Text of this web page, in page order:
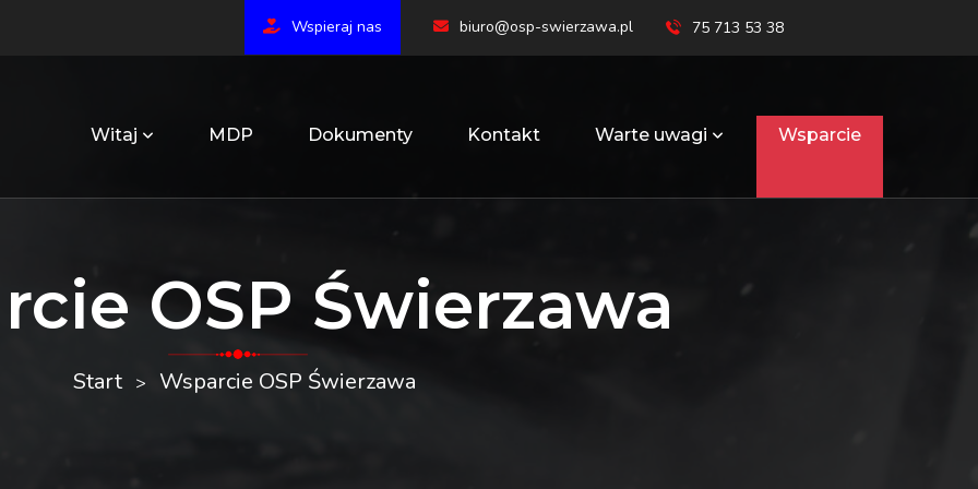
Wspieraj nas biuro@osp-swierzawa.pl 75 713 53 38
Witaj MDP Dokumenty Kontakt Warte uwagi Wsparcie
OSP Świerzawa
Start Wsparcie OSP Świerzawa